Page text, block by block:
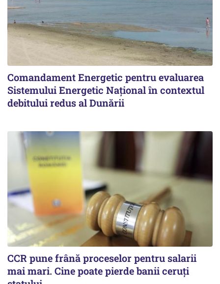
Comandament Energetic pentru evaluarea
Sistemului Energetic Naţional în contextul
debitului redus al Dunării
CCR pune frână proceselor pentru salarii
mai mari. Cine poate pierde banii ceruți